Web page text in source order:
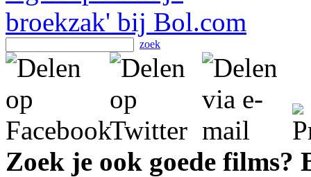
zoek
Zoek je ook goede films?